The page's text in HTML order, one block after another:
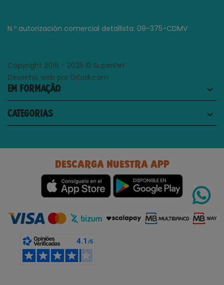
N.º autorización comercial detallista: 09-375-CDMV
Copyright 2016 - 2025 © SuperPet
Desenho web por Difadi.com
EM FORMAÇÃO keyboard_arrow_down
CATEGORIAS keyboard_arrow_down
DESCARGA NUESTRA APP